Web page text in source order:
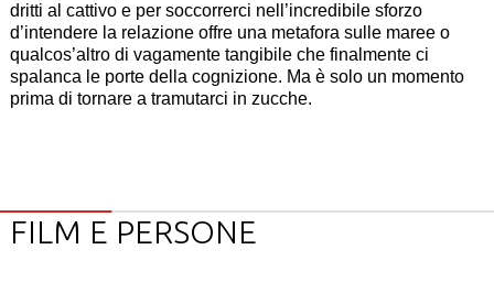
dritti al cattivo e per soccorrerci nell’incredibile sforzo
d’intendere la relazione offre una metafora sulle maree o
qualcos’altro di vagamente tangibile che finalmente ci
spalanca le porte della cognizione. Ma è solo un momento
prima di tornare a tramutarci in zucche.
FILM E PERSONE